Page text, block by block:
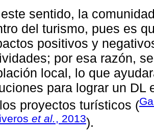
sentido, la
del turismo, pues es
positivos y
por esa razón,
local, lo que
para lograr un DL
proyectos turísticos (
et al., 2013).